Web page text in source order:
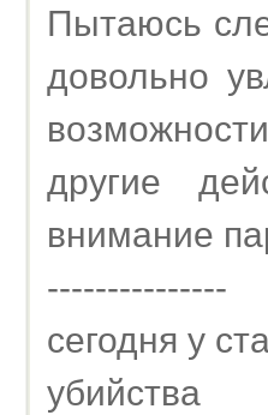
Пытаюсь
довольно
другие
внимание
---------------
сегодня у
убийства